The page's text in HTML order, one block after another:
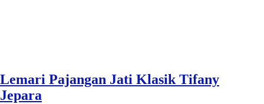
Lemari Pajangan Jati Klasik Tifany
Jepara